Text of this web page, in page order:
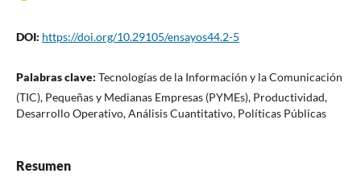
DOI: https://doi.org/10.29105/ensayos44.2-5
Palabras clave: Tecnologías de la Información y la Comunicación
(TIC), Pequeñas y Medianas Empresas (PYMEs), Productividad,
Desarrollo Operativo, Análisis Cuantitativo, Políticas Públicas
Resumen